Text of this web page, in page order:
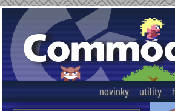
novinky utility